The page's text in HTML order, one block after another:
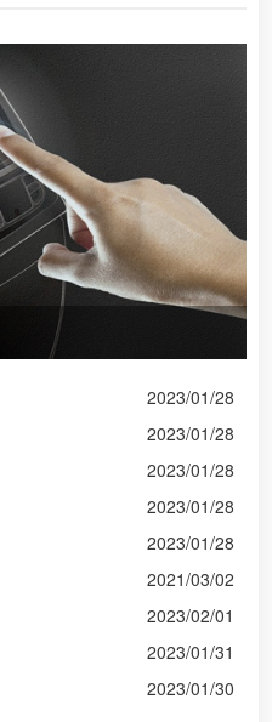
2023/01/28
2023/01/28
2023/01/28
2023/01/28
2023/01/28
2021/03/02
2023/02/01
2023/01/31
2023/01/30